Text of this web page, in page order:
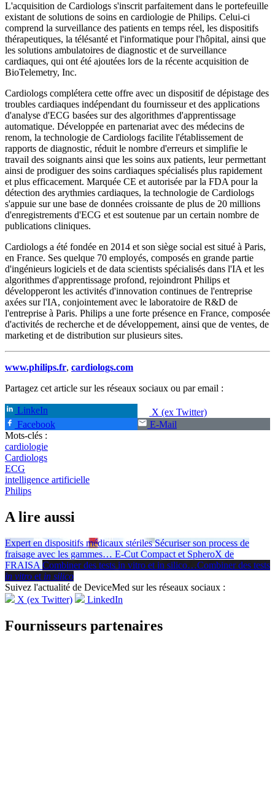
L'acquisition de Cardiologs s'inscrit parfaitement dans le portefeuille
existant de solutions de soins en cardiologie de Philips. Celui-ci
comprend la surveillance des patients en temps réel, les dispositifs
thérapeutiques, la télésanté et l'informatique pour l'hôpital, ainsi que
les solutions ambulatoires de diagnostic et de surveillance
cardiaques, qui ont été ajoutées lors de la récente acquisition de
BioTelemetry, Inc.
Cardiologs complétera cette offre avec un dispositif de dépistage des
troubles cardiaques indépendant du fournisseur et des applications
d'analyse d'ECG basées sur des algorithmes d'apprentissage
automatique. Développée en partenariat avec des médecins de
renom, la technologie de Cardiologs facilite l'établissement de
rapports de diagnostic, réduit le nombre d'erreurs et simplifie le
travail des soignants ainsi que les soins aux patients, leur permettant
ainsi de prodiguer des soins cardiaques spécialisés plus rapidement
et plus efficacement. Marquée CE et autorisée par la FDA pour la
détection des arythmies cardiaques, la technologie de Cardiologs
s'appuie sur une base de données croissante de plus de 20 millions
d'enregistrements d'ECG et est soutenue par un certain nombre de
publications cliniques.
Cardiologs a été fondée en 2014 et son siège social est situé à Paris,
en France. Ses quelque 70 employés, composés en grande partie
d'ingénieurs logiciels et de data scientists spécialisés dans l'IA et les
algorithmes d'apprentissage profond, rejoindront Philips et
développeront les activités d'innovation continues de l'entreprise
axées sur l'IA, conjointement avec le laboratoire de R&D de
l'entreprise à Paris. Philips a une forte présence en France, composée
d'activités de recherche et de développement, ainsi que de ventes, de
marketing et de distribution sur plusieurs sites.
www.philips.fr, cardiologs.com
Partagez cet article sur les réseaux sociaux ou par email :
LinkeIn
X (ex Twitter)
Facebook
E-Mail
Mots-clés :
cardiologie
Cardiologs
ECG
intelligence artificielle
Philips
A lire aussi
Expert en dispositifs médicaux stériles Sécuriser son process de
fraisage avec les gammes… E-Cut Compact et SpheroX de
FRAISA Combiner des tests in vitro et in silico…Combiner des tests
in vitro et in silico
Suivez l'actualité de DeviceMed sur les réseaux sociaux :
X (ex Twitter)
LinkedIn
Fournisseurs partenaires